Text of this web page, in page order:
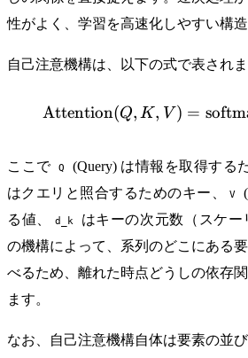
性がよく、学習を高速化しやすい構造
自己注意機構は、以下の式で表されま
Attention(Q, K, V ) =
ここで Q (Query) は情報を取得する
はクエリと照合するためのキー、
V
る値、
d_k
はキーの次元数（スケー
の機構によって、系列のどこにある
べるため、離れた時点どうしの依存
ます。
なお、自己注意機構自体は要素の並